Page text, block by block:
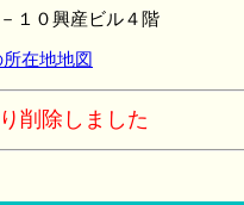
１０興産ビル４階
在地地図
削除しました